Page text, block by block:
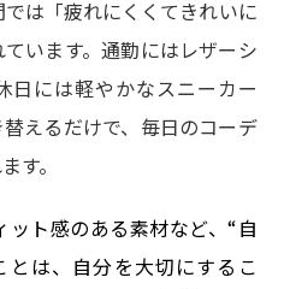
は「疲れにくくてきれいに
います。通勤にはレザーシ
日には軽やかなスニーカー
えるだけで、毎日のコーデ
す。
ト感のある素材など、“自
は、自分を大切にするこ